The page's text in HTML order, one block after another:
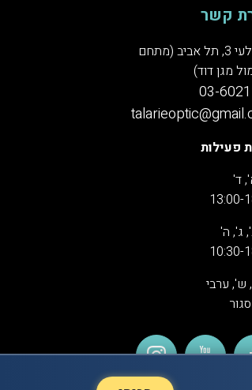
קשר
אלקלעי 3, תל אביב (מתחם
מגן דוד)
03-
פעילות
ד'
13:00-
ג', ה'
10:30-
ש', ערבי